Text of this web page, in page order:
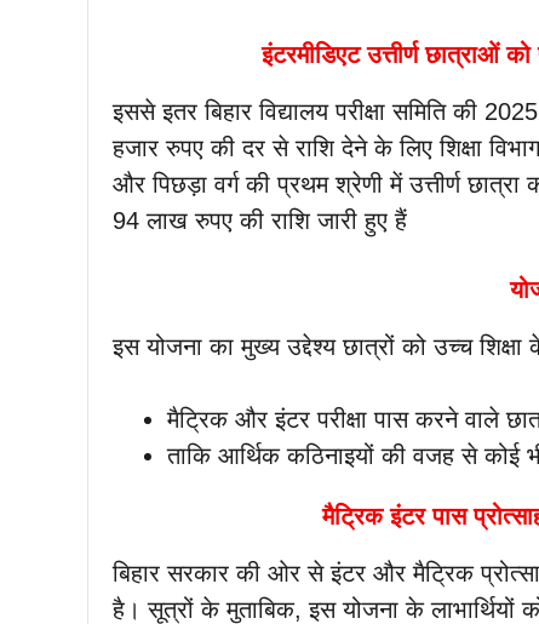
इंटरमीडिएट उत्तीर्ण छात्राओं
इससे इतर बिहार विद्यालय परीक्षा समिति की
हजार रुपए की दर से राशि देने के लिए शिक्षा
और पिछड़ा वर्ग की प्रथम श्रेणी में उत्तीर्ण
94 लाख रुपए की राशि जारी हुए हैं
इस योजना का मुख्य उद्देश्य छात्रों को उच्च शिक्षा
मैट्रिक और इंटर परीक्षा पास करने वाले
ताकि आर्थिक कठिनाइयों की वजह से कोई
मैट्रिक इंटर पास
बिहार सरकार की ओर से इंटर और मैट्रिक
है। सूत्रों के मुताबिक, इस योजना के लाभार्थियों